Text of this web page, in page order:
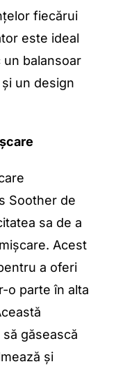
fiecărui
este ideal
balansoar
un design
Soother de
sa de a
Acest
a oferi
o parte în alta
găsească
și